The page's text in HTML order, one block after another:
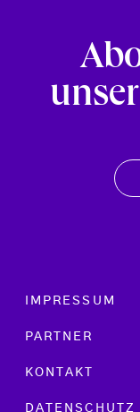
Footer menu
IMPRESSUM
PARTNER
KONTAKT
DATENSCHUTZ